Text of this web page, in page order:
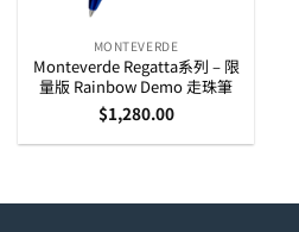
MONTEVERDE
Monteverde Regatta系列 – 限
量版 Rainbow Demo 走珠筆
$1,280.00